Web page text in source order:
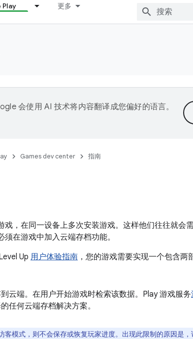
Play 更多
会使用 AI 技术将内容翻译成您偏好的语言。
Games dev center 指南
戏，在同一设备上多次安装游戏。这样他们往往就会
在游戏中加入云端存档功能。
Up 用户体验指南 ，您的游戏需要实现一个包含两
云端。在用户开始游戏时检索该数据。Play 游戏服务
任何云端存档解决方案。
客模式，则不会保存或恢复玩家进度。出现此限制的原因是，